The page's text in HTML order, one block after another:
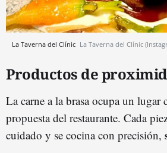
La Taverna del Clínic La Taverna del Clínic
Productos de
La carne a la brasa ocupa un lugar
propuesta del restaurante. Cada
cuidado y se cocina con precisión,